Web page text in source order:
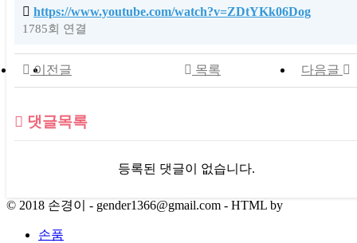
https://www.youtube.com/watch?v=ZDtYKk06Dog
1785회 연결
이전글 다음글
목록
댓글목록
등록된 댓글이 없습니다.
© 2018 손경이 - gender1366@gmail.com - HTML by
손품